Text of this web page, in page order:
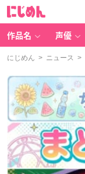
作品名 声優
にじめん > ニュース >